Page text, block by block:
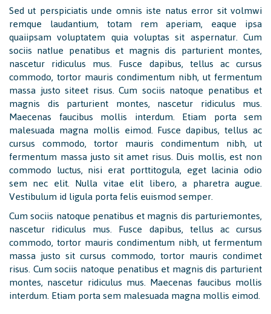
Sed ut perspiciatis unde omnis iste natus error sit volmwi
remque laudantium, totam rem aperiam, eaque ipsa
quaiipsam voluptatem quia voluptas sit aspernatur. Cum
sociis natIue penatibus et magnis dis parturient montes,
nascetur ridiculus mus. Fusce dapibus, tellus ac cursus
commodo, tortor mauris condimentum nibh, ut fermentum
massa justo siteet risus. Cum sociis natoque penatibus et
magnis dis parturient montes, nascetur ridiculus mus.
Maecenas faucibus mollis interdum. Etiam porta sem
malesuada magna mollis eimod. Fusce dapibus, tellus ac
cursus commodo, tortor mauris condimentum nibh, ut
fermentum massa justo sit amet risus. Duis mollis, est non
commodo luctus, nisi erat porttitogula, eget lacinia odio
sem nec elit. Nulla vitae elit libero, a pharetra augue.
Vestibulum id ligula porta felis euismod semper.
Cum sociis natoque penatibus et magnis dis parturiemontes,
nascetur ridiculus mus. Fusce dapibus, tellus ac cursus
commodo, tortor mauris condimentum nibh, ut fermentum
massa justo sit cursus commodo, tortor mauris condimet
risus. Cum sociis natoque penatibus et magnis dis parturient
montes, nascetur ridiculus mus. Maecenas faucibus mollis
interdum. Etiam porta sem malesuada magna mollis eimod.